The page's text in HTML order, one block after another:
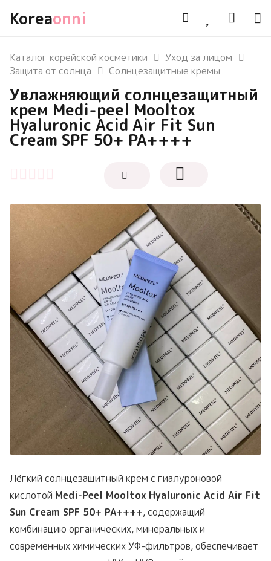
Koreaonni
Каталог корейской косметики
Уход за лицом
Защита от солнца
Солнцезащитные кремы
Увлажняющий солнцезащитный
крем Medi-peel Mooltox
Hyaluronic Acid Air Fit Sun
Cream SPF 50+ PA++++
Лёгкий солнцезащитный крем с гиалуроновой
кислотой Medi-Peel Mooltox Hyaluronic Acid Air Fit
Sun Cream SPF 50+ PA++++, содержащий
комбинацию органических, минеральных и
современных химических УФ-фильтров, обеспечивает